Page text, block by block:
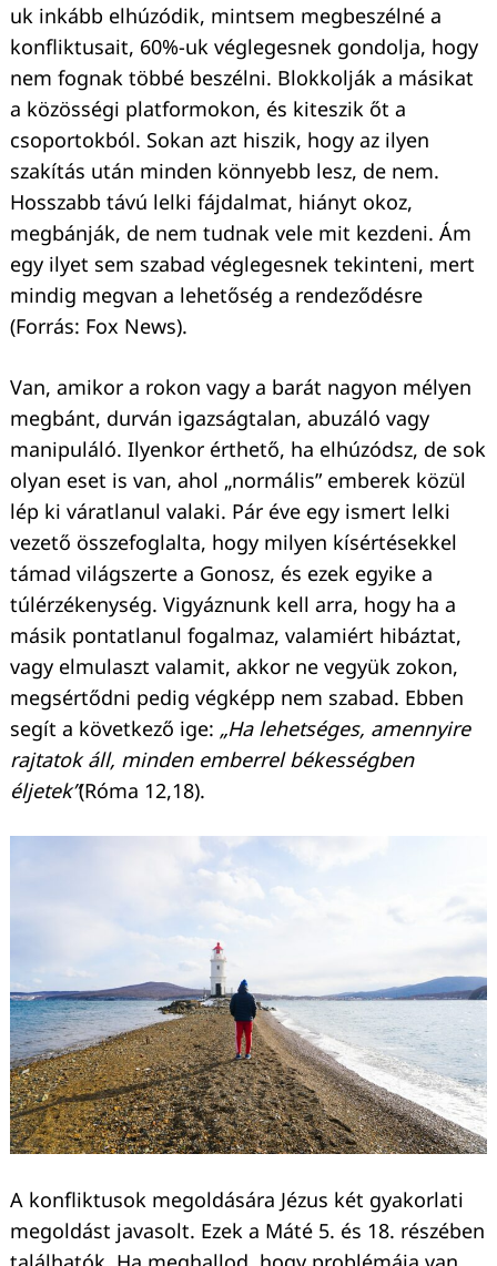
uk inkább elhúzódik, mintsem megbeszélné a
konfliktusait, 60%-uk véglegesnek gondolja, hogy
nem fognak többé beszélni. Blokkolják a másikat
a közösségi platformokon, és kiteszik őt a
csoportokból. Sokan azt hiszik, hogy az ilyen
szakítás után minden könnyebb lesz, de nem.
Hosszabb távú lelki fájdalmat, hiányt okoz,
megbánják, de nem tudnak vele mit kezdeni. Ám
egy ilyet sem szabad véglegesnek tekinteni, mert
mindig megvan a lehetőség a rendeződésre
(Forrás: Fox News).
Van, amikor a rokon vagy a barát nagyon mélyen
megbánt, durván igazságtalan, abuzáló vagy
manipuláló. Ilyenkor érthető, ha elhúzódsz, de sok
olyan eset is van, ahol „normális” emberek közül
lép ki váratlanul valaki. Pár éve egy ismert lelki
vezető összefoglalta, hogy milyen kísértésekkel
támad világszerte a Gonosz, és ezek egyike a
túlérzékenység. Vigyáznunk kell arra, hogy ha a
másik pontatlanul fogalmaz, valamiért hibáztat,
vagy elmulaszt valamit, akkor ne vegyük zokon,
megsértődni pedig végképp nem szabad. Ebben
segít a következő ige: „Ha lehetséges, amennyire
rajtatok áll, minden emberrel békességben
éljetek”(Róma 12,18).
A konfliktusok megoldására Jézus két gyakorlati
megoldást javasolt. Ezek a Máté 5. és 18. részében
Keresés: